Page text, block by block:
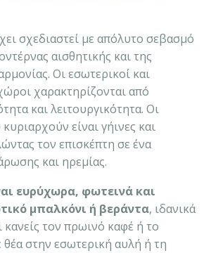
σχεδιαστεί με απόλυτο σεβασμό
αισθητικής και της
Οι εσωτερικοί και
χαρακτηρίζονται από
και λειτουργικότητα. Οι
είναι γήινες και
τον επισκέπτη σε ένα
και ηρεμίας.
ευρύχωρα, φωτεινά και
μπαλκόνι ή βεράντα, ιδανικά
κανείς τον πρωινό καφέ ή το
θέα στην εσωτερική αυλή ή τη